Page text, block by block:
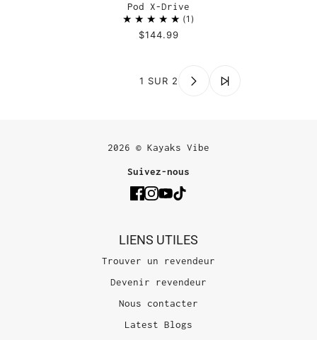
Pod X-Drive
1
$144.99
1 SUR 2
2026 © Kayaks Vibe
Suivez-nous
LIENS UTILES
Trouver un revendeur
Devenir revendeur
Nous contacter
Latest Blogs